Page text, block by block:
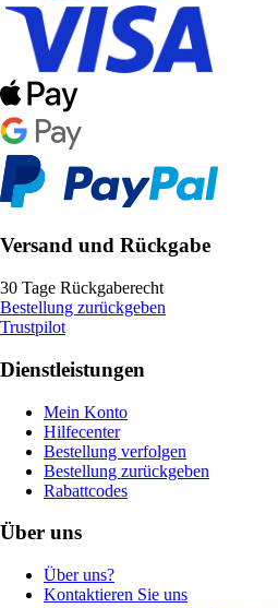
Versand und Rückgabe
30 Tage Rückgaberecht
Bestellung zurückgeben
Trustpilot
Dienstleistungen
Mein Konto
Hilfecenter
Bestellung verfolgen
Bestellung zurückgeben
Rabattcodes
Über uns
Über uns?
Kontaktieren Sie uns